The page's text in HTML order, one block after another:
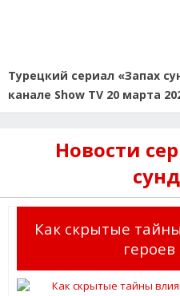
Турецкий сериал «Запах
канале Show TV 20 марта
Новости
Как скрытые
героев